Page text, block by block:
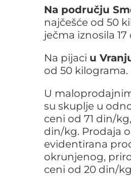
Na području
najčešće od 50
ječma iznosila
Na pijaci u
od 50 kilograma.
U
su skuplje u
ceni od 71 din/
din/kg. Prodaja
evidentirana
okrunjenog,
ceni od 20 din/